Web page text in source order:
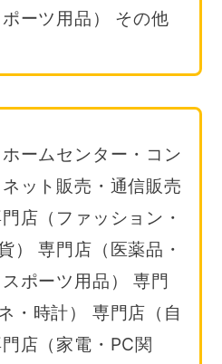
ーツ用品） その他
ームセンター・コン
ット販売・通信販売
店（ファッション・
） 専門店（医薬品・
ポーツ用品） 専門
・時計） 専門店（自
店（家電・PC関